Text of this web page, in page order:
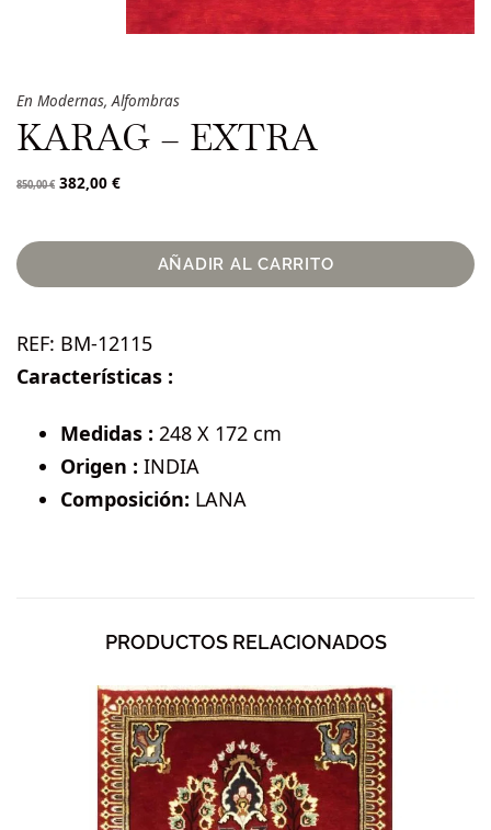
En Modernas,Alfombras
KARAG – EXTRA
850,00€ 382,00 €
AÑADIR AL CARRITO
REF: BM-12115
Características :
Medidas : 248 X 172 cm
Origen : INDIA
Composición: LANA
PRODUCTOS RELACIONADOS